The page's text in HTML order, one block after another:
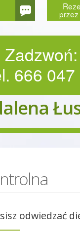
Zadzwoń:
666
odwiedzać